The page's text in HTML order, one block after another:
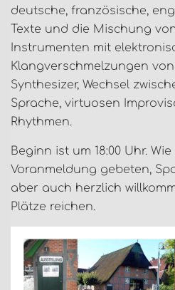
deutsche, französische,
Texte und die Mischung
Instrumenten mit
Klangverschmelzungen
Synthesizer, Wechsel
Sprache, virtuosen
Rhythmen.
Beginn ist um 18:00 Uhr.
Voranmeldung gebeten,
aber auch herzlich
Plätze reichen.